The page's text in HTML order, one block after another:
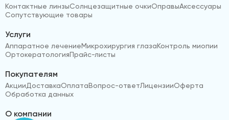
Контактные линзыСолнцезащитные очкиОправыАксессуары
Сопутствующие товары
Услуги
Аппаратное лечениеМикрохирургия глазаКонтроль миопии
ОртокератологияПрайс-листы
Покупателям
АкцииДоставкаОплатаВопрос-ответЛицензииОферта
Обработка данных
О компании